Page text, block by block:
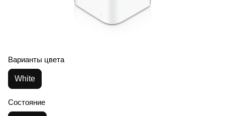
Варианты цвета
White
Состояние